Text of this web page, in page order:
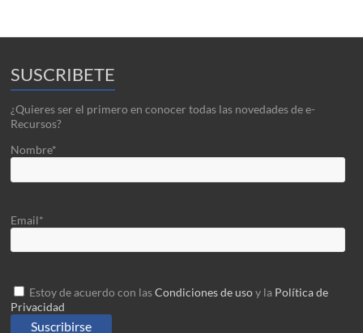
SUSCRIBETE
¿Quieres ser el primero en conocer todas las novedades de e-
Recursos?
Nombre*
Email*
Estoy de acuerdo con lasCondiciones de usoy la Política de
Privacidad